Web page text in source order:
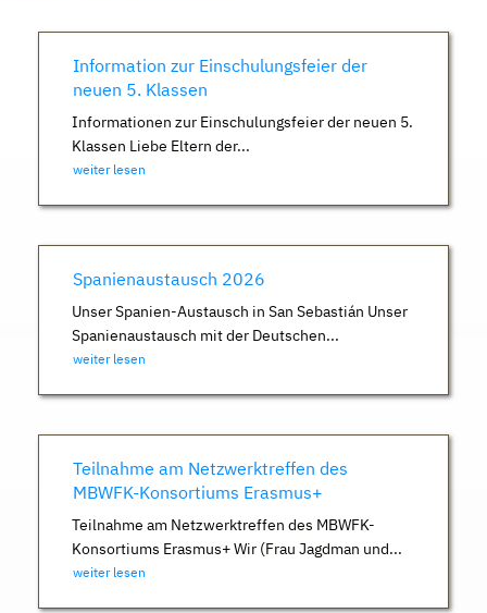
Information zur Einschulungsfeier der
neuen 5. Klassen
Informationen zur Einschulungsfeier der neuen 5.
Klassen Liebe Eltern der...
weiter lesen
Spanienaustausch 2026
Unser Spanien-Austausch in San Sebastián Unser
Spanienaustausch mit der Deutschen...
weiter lesen
Teilnahme am Netzwerktreffen des
MBWFK-Konsortiums Erasmus+
Teilnahme am Netzwerktreffen des MBWFK-
Konsortiums Erasmus+ Wir (Frau Jagdman und...
weiter lesen